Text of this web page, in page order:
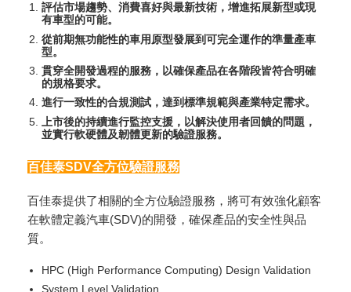
評估市場趨勢、消費喜好與最新技術，增進拓展新型或現
有車型的可能。
從前期無功能性的車用原型發展到可完全運作的準量產車
型。
貫穿全開發過程的服務，以確保產品在各階段皆符合明確
的規格要求。
進行一致性的合規測試，達到標準規範與產業特定需求。
上市後的持續進行監控支援，以解決使用者回饋的問題，
並實行軟硬體及韌體更新的驗證服務。
百佳泰SDV全方位驗證服務
百佳泰提供了相關的全方位驗證服務，將可有效強化顧客
在軟體定義汽車(SDV)的開發，確保產品的安全性與品
質。
HPC (High Performance Computing) Design Validation
System Level Validation